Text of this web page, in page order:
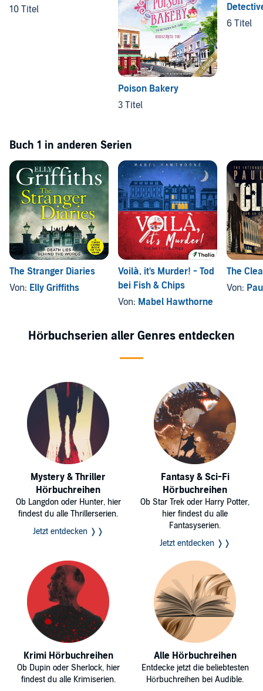
10 Titel
Poison Bakery
3 Titel
6 Titel
Buch 1 in anderen Serien
The Stranger Diaries
Von: Elly Griffiths
Voilà, it's Murder! - Tod
bei Fish & Chips
Von: Mabel Hawthorne
The
Von:
Hörbuchserien aller Genres entdecken
Mystery & Thriller
Hörbuchreihen
Ob Langdon oder Hunter, hier
findest du alle Thrillerserien.
Jetzt entdecken ❭❭
Fantasy & Sci-Fi
Hörbuchreihen
Ob Star Trek oder Harry Potter,
hier findest du alle
Fantasyserien.
Jetzt entdecken ❭❭
Krimi Hörbuchreihen
Ob Dupin oder Sherlock, hier
findest du alle Krimiserien.
Alle Hörbuchreihen
Entdecke jetzt die beliebtesten
Hörbuchreihen bei Audible.